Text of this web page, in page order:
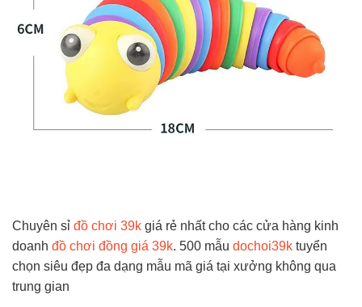
Chuyên sỉ đồ chơi 39k giá rẻ nhất cho các cửa hàng kinh
doanh đồ chơi đồng giá 39k. 500 mẫu dochoi39k tuyển
chọn siêu đẹp đa dạng mẫu mã giá tại xưởng không qua
trung gian